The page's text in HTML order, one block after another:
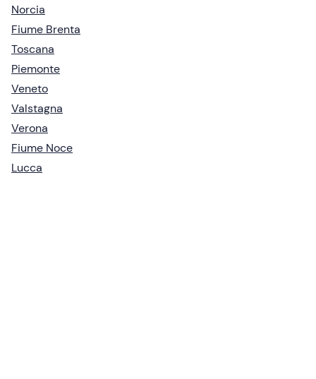
Norcia
Fiume Brenta
Toscana
Piemonte
Veneto
Valstagna
Verona
Fiume Noce
Lucca